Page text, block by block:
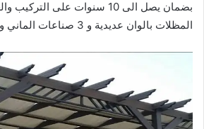
بضمان يصل الى 10 سنوات على
المظلات بالوان عديدية و 3 صناعات الماني و كوري و سعودي